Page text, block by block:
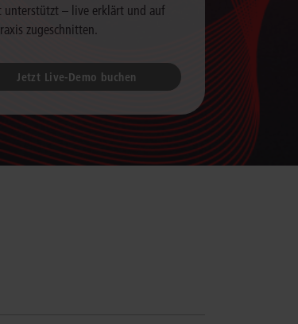
unterstützt – live erklärt und auf
zugeschnitten.
Jetzt Live-Demo buchen